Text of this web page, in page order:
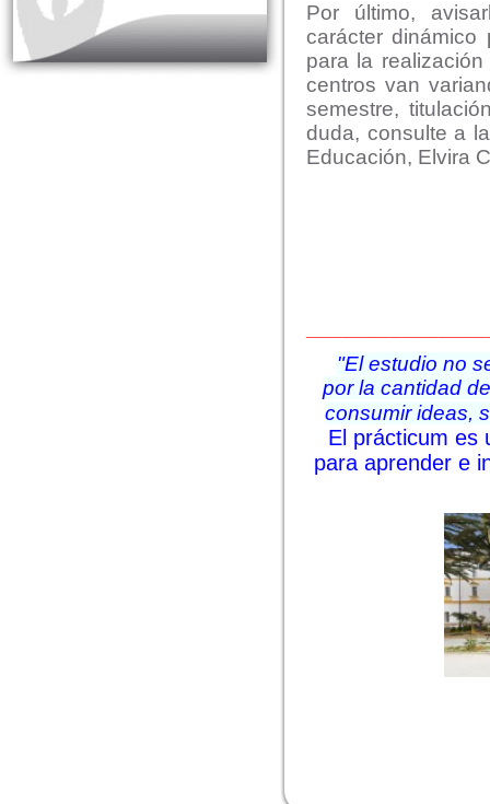
Educación Primaria
Educación Social
Por último,
carácter dinámico
para la
centros van
semestre,
duda, consulte a
Educación, Elvira
"El estudio no
por la cantidad
consumir ideas,
El prácticum es
para aprender e